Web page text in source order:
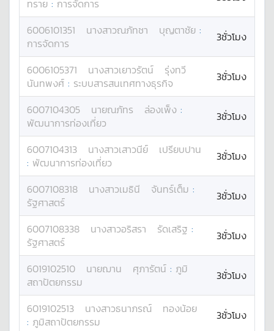
ทราย : การจัดการ
6006101351 นางสาวณภัทชา บุญตาชัย :
การจัดการ
3ชั่วโมง
6006105371 นางสาวเยาวรัตน์
รุ่งทวี
นันทพงศ์ : ระบบสารสนเทศทางธุรกิจ 3ชั่วโมง
6007104305 นายณภัทร ล่องเพ็ง :
พัฒนาการท่องเที่ยว
3ชั่วโมง
6007104313 นางสาวเสาวนีย์
เปรียบปาน
: พัฒนาการท่องเที่ยว 3ชั่วโมง
6007108318 นางสาวเมธินี จันทร์เต็ม :
รัฐศาสตร์
3ชั่วโมง
6007108338 นางสาวอริสรา รัดเสริฐ :
รัฐศาสตร์
3ชั่วโมง
6019102510 นายฌาน ศุภารัตน์ : ภูมิ
สถาปัตยกรรม
3ชั่วโมง
6019102513 นางสาวธนาภรณ์
ทองน้อย
: ภูมิสถาปัตยกรรม 3ชั่วโมง